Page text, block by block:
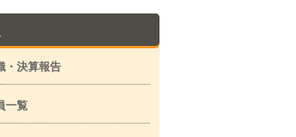
・決算報告
一覧